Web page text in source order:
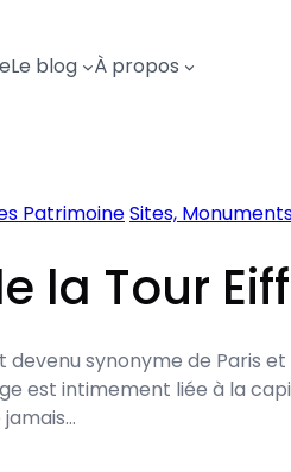
Le blog À propos
PatrimoineSites,
la Tour
devenu synonyme de Paris
est intimement liée à la